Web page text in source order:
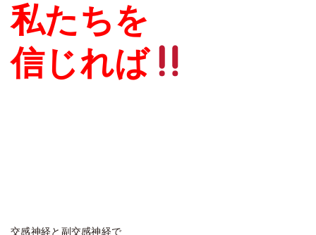
私たちを
信じれば
交感神経と副交感神経で